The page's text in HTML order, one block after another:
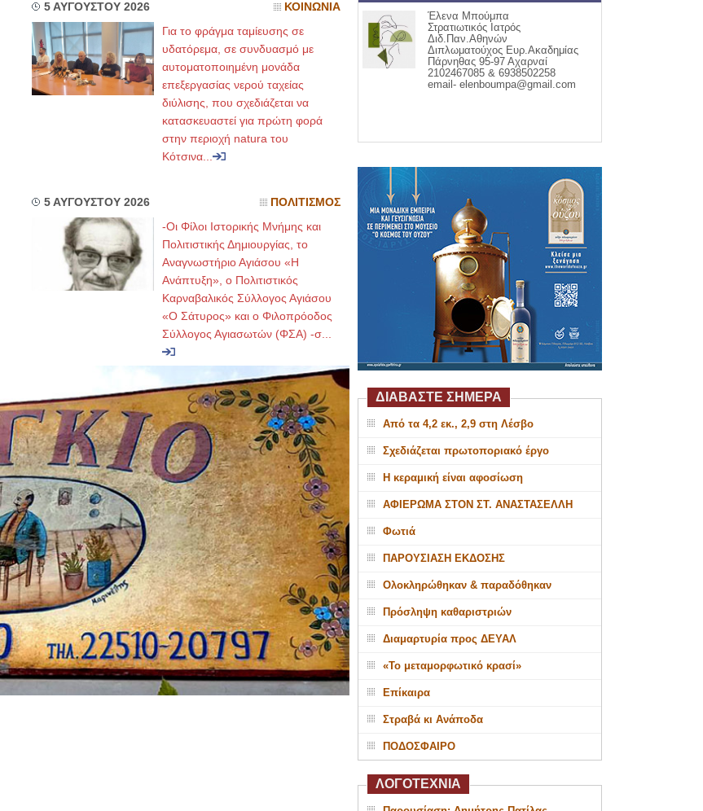
5 ΑΥΓΟΥΣΤΟΥ 2026 ΚΟΙΝΩΝΙΑ
Για το φράγμα ταμίευσης σε
υδατόρεμα, σε συνδυασμό με
αυτοματοποιημένη μονάδα
επεξεργασίας νερού ταχείας
διύλισης, που σχεδιάζεται να
κατασκευαστεί για πρώτη φορά
στην περιοχή natura του
Κότσινα...
5 ΑΥΓΟΥΣΤΟΥ 2026 ΠΟΛΙΤΙΣΜΟΣ
-Οι Φίλοι Ιστορικής Μνήμης και
Πολιτιστικής Δημιουργίας, το
Αναγνωστήριο Αγιάσου «Η
Ανάπτυξη», ο Πολιτιστικός
Καρναβαλικός Σύλλογος Αγιάσου
«Ο Σάτυρος» και ο Φιλοπρόοδος
Σύλλογος Αγιασωτών (ΦΣΑ) -σ...
Πτυχιούχος Φυσικοθεραπείας
ΑΤΕΙ Θεσσαλονίκης-PAMP
Σύμβαση με ΕΟΠΥΥ
Ασκληπιού 39 Χρυσομαλλούσα
Μυτιλήνη
τηλ. 22510-54898- 6977957180
Έλενα Μπούμπα
Στρατιωτικός Ιατρός
Διδ.Παν.Αθηνών
Διπλωματούχος Ευρ.Ακαδημίας
Πάρνηθας 95-97 Αχαρναί
2102467085 & 6938502258
email- elenboumpa@gmail.com
Διαβήτης 1,2&Κυήσεως
Έμμηνου Ρύσεως
ΚΑΒΕΤΣΟΥ 32 ΜΥΤΙΛΗΝΗ &
ΔΙΑΒΑΣΤΕ ΣΗΜΕΡΑ
Από τα 4,2 εκ., 2,9 στη Λέσβο
Σχεδιάζεται πρωτοποριακό έργο
Η κεραμική είναι αφοσίωση
ΑΦΙΕΡΩΜΑ ΣΤΟΝ ΣΤ. ΑΝΑΣΤΑΣΕΛΛΗ
Φωτιά
ΠΑΡΟΥΣΙΑΣΗ ΕΚΔΟΣΗΣ
Ολοκληρώθηκαν & παραδόθηκαν
Πρόσληψη καθαριστριών
Διαμαρτυρία προς ΔΕΥΑΛ
«Το μεταμορφωτικό κρασί»
Επίκαιρα
Στραβά κι Ανάποδα
ΠΟΔΟΣΦΑΙΡΟ
ΛΟΓΟΤΕΧΝΙΑ